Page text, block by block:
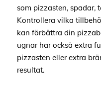
som pizzasten, spadar,
Kontrollera vilka
kan förbättra din
ugnar har också extra
pizzasten eller extra
resultat.